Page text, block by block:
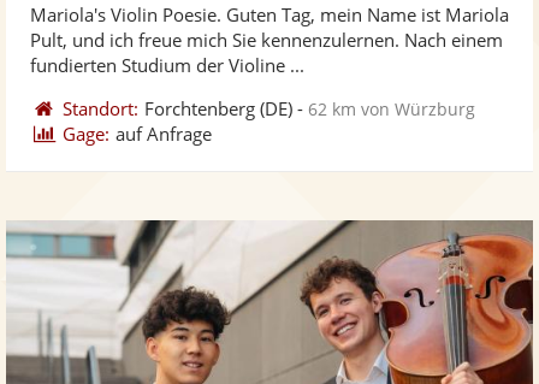
Fotos
Mariola's Violin Poesie. Guten Tag, mein Name ist Mariola
Pult, und ich freue mich Sie kennenzulernen. Nach einem
fundierten Studium der Violine ...
Standort: Forchtenberg (DE) -62 km von Würzburg
Gage: auf Anfrage